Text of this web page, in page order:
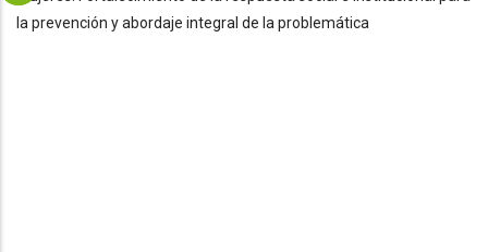
la prevención y abordaje integral de la problemática